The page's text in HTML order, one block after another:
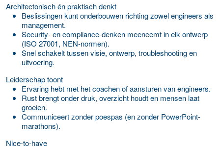
Architectonisch én praktisch denkt
Beslissingen kunt onderbouwen richting zowel engineers als
management.
Security- en compliance-denken meeneemt in elk ontwerp
(ISO 27001, NEN-normen).
Snel schakelt tussen visie, ontwerp, troubleshooting en
uitvoering.
Leiderschap toont
Ervaring hebt met het coachen of aansturen van engineers.
Rust brengt onder druk, overzicht houdt en mensen laat
groeien.
Communiceert zonder poespas (en zonder PowerPoint-
marathons).
Nice-to-have